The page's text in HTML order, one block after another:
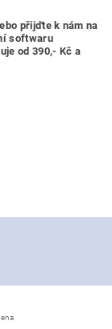
přijďte k nám na
softwaru
od 390,- Kč a